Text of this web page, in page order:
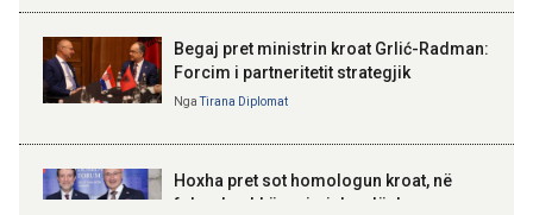
Kosovë!
100-vjetori i themelimit të
Urdhrit të Skënderbeut
Begaj pret ministrin kroat Grlić-Radman:
Forcim i partneritetit strategjik
NgaTirana Diplomat
Hoxha pret sot homologun kroat, në
fokus bashkëpunimi dypalësh